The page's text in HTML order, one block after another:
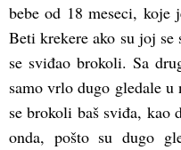
bebe od 18 meseci, koje
Beti krekere ako su joj
se sviđao brokoli. Sa
samo vrlo dugo gledale u
se brokoli baš sviđa, kao
onda, pošto su dugo